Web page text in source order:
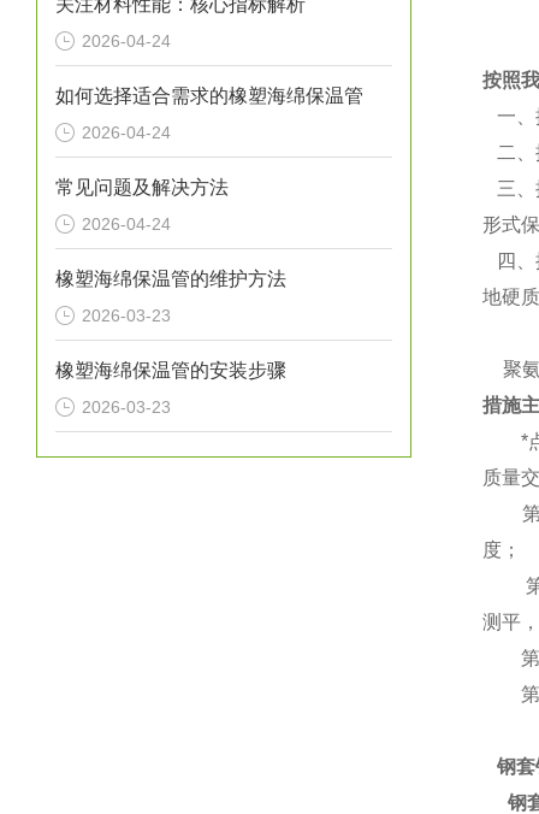
关注材料性能：核心指标解析
2026-04-24
如何选择适合需求的橡塑海绵保温管
2026-04-24
常见问题及解决方法
2026-04-24
橡塑海绵保温管的维护方法
2026-03-23
橡塑海绵保温管的安装步骤
2026-03-23
按照
一、
二、
三、
形式
四、
地硬
聚
措施
*点
质量
第二
度；
第三
测平
第四
第五
钢
钢